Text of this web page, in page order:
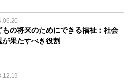
もの将来のためにできる福祉：社会
が果たすべき役割